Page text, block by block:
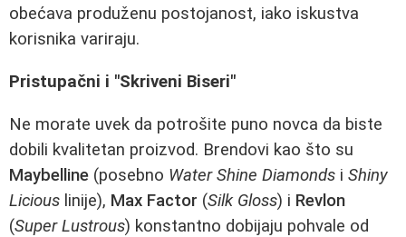
obećava produženu postojanost, iako iskustva
korisnika variraju.
Pristupačni i "Skriveni Biseri"
Ne morate uvek da potrošite puno novca da biste
dobili kvalitetan proizvod. Brendovi kao što su
Maybelline (posebno Water Shine Diamonds i Shiny
Licious linije), Max Factor (Silk Gloss) i Revlon
(Super Lustrous) konstantno dobijaju pohvale od